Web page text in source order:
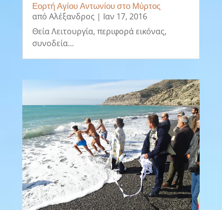
Εορτή Αγίου Αντωνίου στο Μύρτος
από Αλέξανδρος | Ιαν 17, 2016
Θεία Λειτουργία, περιφορά εικόνας,
συνοδεία...